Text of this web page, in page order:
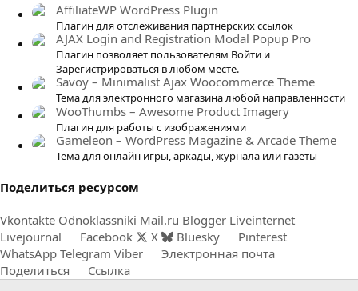
AffiliateWP WordPress Plugin
Плагин для отслеживания партнерских ссылок
AJAX Login and Registration Modal Popup Pro
Плагин позволяет пользователям Войти и
Зарегистрироваться в любом месте.
Savoy – Minimalist Ajax Woocommerce Theme
Тема для электронного магазина любой направленности
WooThumbs – Awesome Product Imagery
Плагин для работы с изображениями
Gameleon – WordPress Magazine & Arcade Theme
Тема для онлайн игры, аркады, журнала или газеты
Поделиться ресурсом
Vkontakte Odnoklassniki Mail.ru Blogger Liveinternet
Livejournal
Facebook X Bluesky
Pinterest
WhatsApp Telegram Viber
Электронная почта
Поделиться
Ссылка